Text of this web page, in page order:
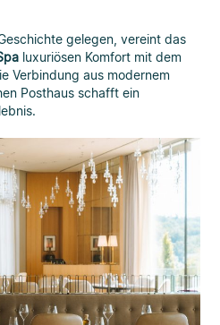
gelegen, vereint das
luxuriösen Komfort mit dem
Verbindung aus modernem
Posthaus schafft ein